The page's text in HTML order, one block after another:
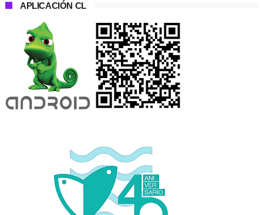
APLICACIÓN CL